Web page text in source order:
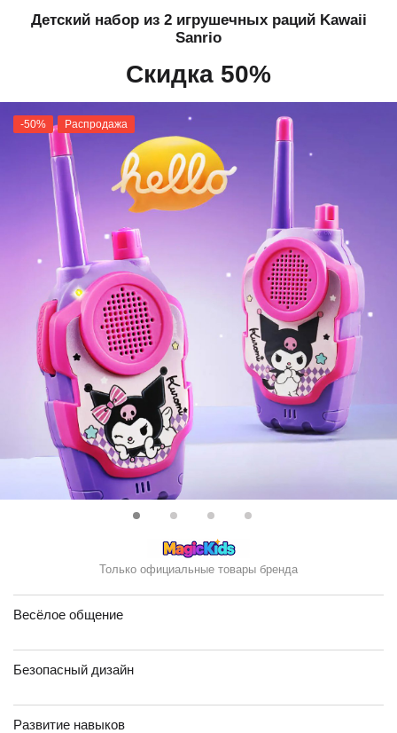
Детский набор из 2 игрушечных раций Kawaii
Sanrio
Скидка 50%
-50% Распродажа
Только официальные товары бренда
Весёлое общение
Безопасный дизайн
Развитие навыков